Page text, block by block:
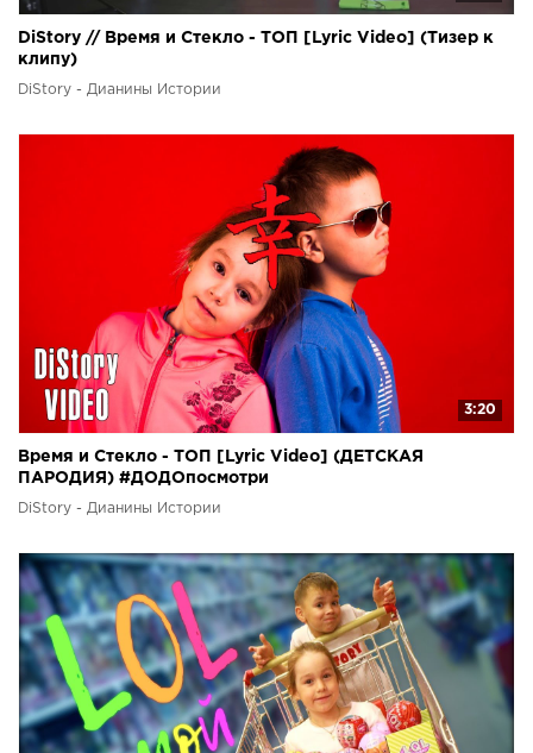
DiStory // Время и Стекло - ТОП [Lyric Video] (Тизер к
клипу)
DiStory - Дианины Истории
3:20
Время и Стекло - ТОП [Lyric Video] (ДЕТСКАЯ
ПАРОДИЯ) #ДОДОпосмотри
DiStory - Дианины Истории